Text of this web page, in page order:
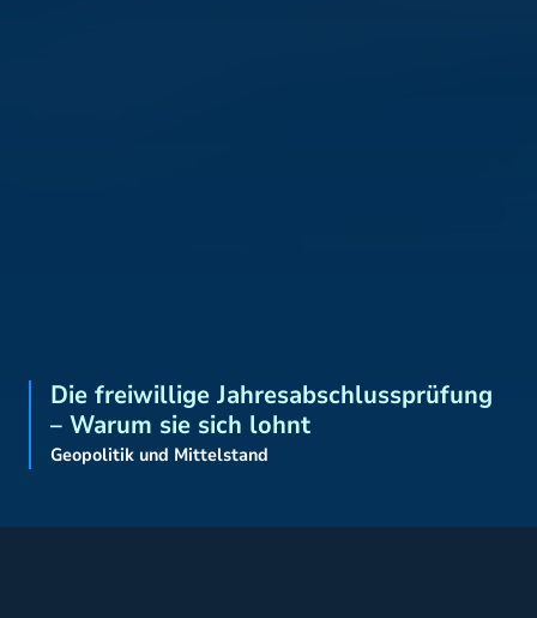
Die freiwillige Jahresabschlussprüfung
– Warum sie sich lohnt
Geopolitik und Mittelstand